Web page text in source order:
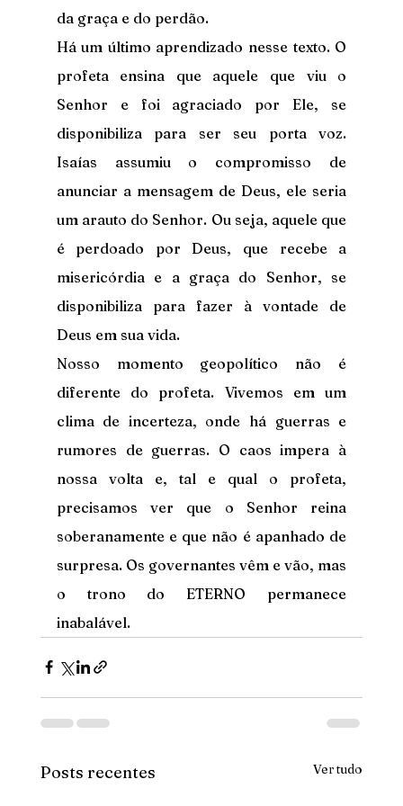
da graça e do perdão.
Há um último aprendizado nesse texto. O
profeta ensina que aquele que viu o
Senhor e foi agraciado por Ele, se
disponibiliza para ser seu porta voz.
Isaías assumiu o compromisso de
anunciar a mensagem de Deus, ele seria
um arauto do Senhor. Ou seja, aquele que
é perdoado por Deus, que recebe a
misericórdia e a graça do Senhor, se
disponibiliza para fazer à vontade de
Deus em sua vida.
Nosso momento geopolítico não é
diferente do profeta. Vivemos em um
clima de incerteza, onde há guerras e
rumores de guerras. O caos impera à
nossa volta e, tal e qual o profeta,
precisamos ver que o Senhor reina
soberanamente e que não é apanhado de
surpresa. Os governantes vêm e vão, mas
o trono do ETERNO permanece
inabalável.
Posts recentes Ver tudo